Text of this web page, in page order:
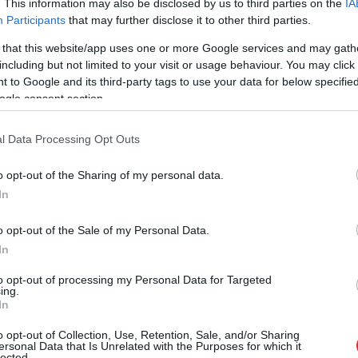
This information may also be disclosed by us to third parties on the
Participants that may further disclose it to other third parties.
that this website/app uses one or more Google services and may
but not limited to your visit or usage behaviour. You may
to Google and its third-party tags to use your data for below
consent section.
Data Processing Opt Outs
opt-out of the Sharing of my personal data.
opt-out of the Sale of my Personal Data.
opt-out of processing my Personal Data for Targeted
opt-out of Collection, Use, Retention, Sale, and/or Sharing
Data that Is Unrelated with the Purposes for which it
kūdras ieguve notiek salīdzinoši nelielā skaitā
ir Kanāda, Igaunija, Somija, Zviedrija un arī
vismaz 10% no Latvijas teritorijas un 93% no
58% no valstij piederošajiem purviem
(LVM).